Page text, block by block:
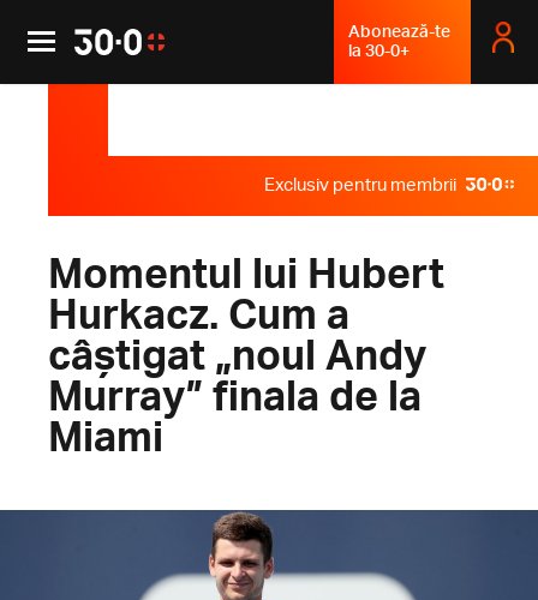
Abonează-te
la 30-0+
Exclusiv pentru membrii
Momentul lui Hubert
Hurkacz. Cum a
câștigat „noul Andy
Murray” finala de la
Miami